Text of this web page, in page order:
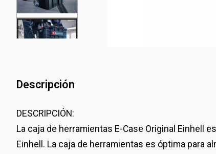
Descripción
DESCRIPCIÓN:
La caja de herramientas E-Case Original Einhell
Einhell. La caja de herramientas es óptima para